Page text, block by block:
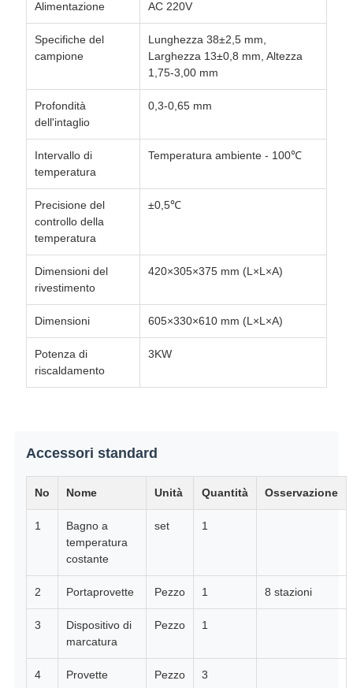
Alimentazione AC 220V
Specifiche del
campione
Lunghezza 38±2,5 mm,
Larghezza 13±0,8 mm, Altezza
1,75-3,00 mm
Profondità
dell'intaglio
0,3-0,65 mm
Intervallo di
temperatura
Temperatura ambiente - 100℃
Precisione del
controllo della
temperatura
±0,5℃
Dimensioni del
rivestimento
420×305×375 mm (L×L×A)
Dimensioni 605×330×610 mm (L×L×A)
Potenza di
riscaldamento
3KW
Accessori standard
No Nome Unità Quantità Osservazione
1
Bagno a
temperatura
costante
set 1
2 Portaprovette Pezzo 1 8 stazioni
3
Dispositivo di
marcatura
Pezzo 1
4 Provette Pezzo 3